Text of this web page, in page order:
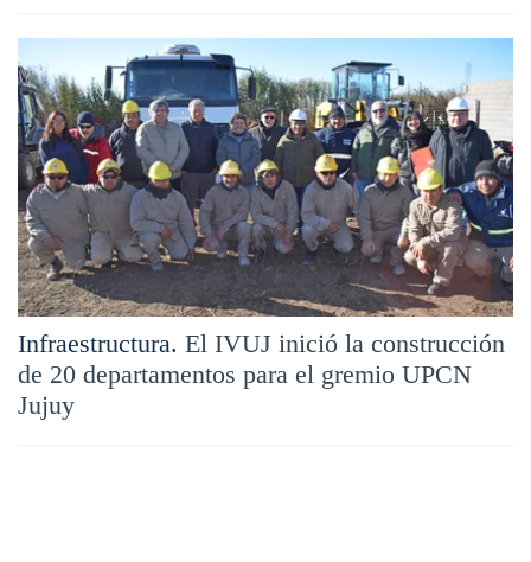
Infraestructura. El IVUJ inició la construcción
de 20 departamentos para el gremio UPCN
Jujuy